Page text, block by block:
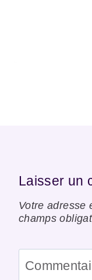
Laisser un
Votre adresse
champs